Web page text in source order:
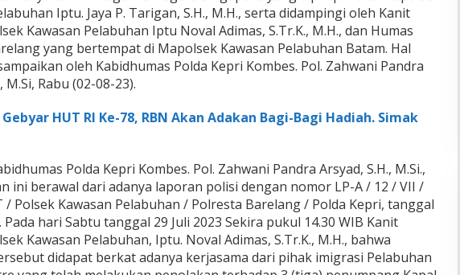
Iptu. Jaya P. Tarigan, S.H., M.H., serta didampingi oleh Kanit
Kawasan Pelabuhan Iptu Noval Adimas, S.Tr.K., M.H., dan Humas
yang bertempat di Mapolsek Kawasan Pelabuhan Batam. Hal
oleh Kabidhumas Polda Kepri Kombes. Pol. Zahwani Pandra
M.Si, Rabu (02-08-23).
Gebyar HUT RI Ke-78, RBN Akan Adakan Bagi-Bagi Hadiah. Simak
Polda Kepri Kombes. Pol. Zahwani Pandra Arsyad, S.H., M.Si.,
ini berawal dari adanya laporan polisi dengan nomor LP-A / 12 / VII /
/ Polsek Kawasan Pelabuhan / Polresta Barelang / Polda Kepri, tanggal
Pada hari Sabtu tanggal 29 Juli 2023 Sekira pukul 14.30 WIB Kanit
Kawasan Pelabuhan, Iptu. Noval Adimas, S.Tr.K., M.H., bahwa
didapat berkat adanya kerjasama dari pihak imigrasi Pelabuhan